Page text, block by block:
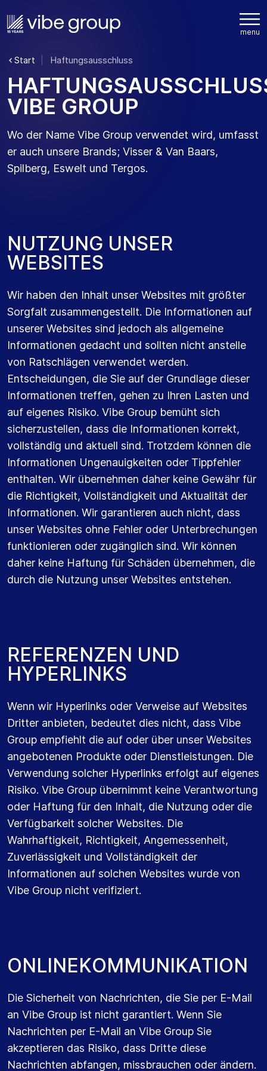
Start Haftungsausschluss
HAFTUNGSAUSSCHLUS
VIBE GROUP
Wo der Name Vibe Group verwendet wird, umfasst
er auch unsere Brands; Visser & Van Baars,
Spilberg, Eswelt und Tergos.
NUTZUNG UNSER
WEBSITES
Wir haben den Inhalt unser Websites mit größter
Sorgfalt zusammengestellt. Die Informationen auf
unserer Websites sind jedoch als allgemeine
Informationen gedacht und sollten nicht anstelle
von Ratschlägen verwendet werden.
Entscheidungen, die Sie auf der Grundlage dieser
Informationen treffen, gehen zu Ihren Lasten und
auf eigenes Risiko. Vibe Group bemüht sich
sicherzustellen, dass die Informationen korrekt,
vollständig und aktuell sind. Trotzdem können die
Informationen Ungenauigkeiten oder Tippfehler
enthalten. Wir übernehmen daher keine Gewähr für
die Richtigkeit, Vollständigkeit und Aktualität der
Informationen. Wir garantieren auch nicht, dass
unser Websites ohne Fehler oder Unterbrechungen
funktionieren oder zugänglich sind. Wir können
daher keine Haftung für Schäden übernehmen, die
durch die Nutzung unser Websites entstehen.
REFERENZEN UND
HYPERLINKS
Wenn wir Hyperlinks oder Verweise auf Websites
Dritter anbieten, bedeutet dies nicht, dass Vibe
Group empfiehlt die auf oder über unser Websites
angebotenen Produkte oder Dienstleistungen. Die
Verwendung solcher Hyperlinks erfolgt auf eigenes
Risiko. Vibe Group übernimmt keine Verantwortung
oder Haftung für den Inhalt, die Nutzung oder die
Verfügbarkeit solcher Websites. Die
Wahrhaftigkeit, Richtigkeit, Angemessenheit,
Zuverlässigkeit und Vollständigkeit der
Informationen auf solchen Websites wurde von
Vibe Group nicht verifiziert.
ONLINEKOMMUNIKATION
Die Sicherheit von Nachrichten, die Sie per E-Mail
an Vibe Group ist nicht garantiert. Wenn Sie
Nachrichten per E-Mail an Vibe Group Sie
akzeptieren das Risiko, dass Dritte diese
Nachrichten abfangen, missbrauchen oder ändern.